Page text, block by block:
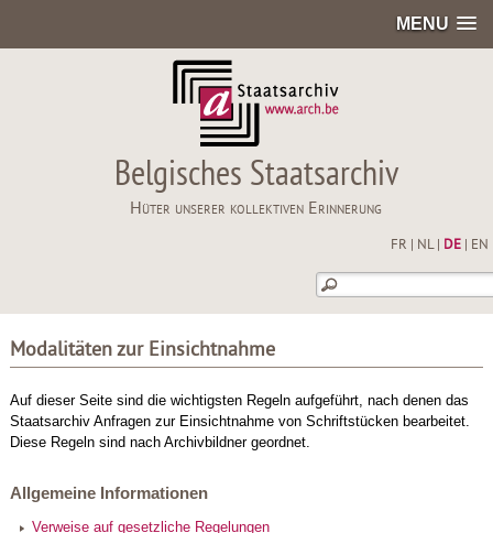
MENU
Belgisches Staatsarchiv
Hüter unserer kollektiven Erinnerung
FR NL| DE| EN
Modalitäten zur Einsichtnahme
Auf dieser Seite sind die wichtigsten Regeln aufgeführt, nach denen das
Staatsarchiv Anfragen zur Einsichtnahme von Schriftstücken bearbeitet.
Diese Regeln sind nach Archivbildner geordnet.
Allgemeine Informationen
Verweise auf gesetzliche Regelungen